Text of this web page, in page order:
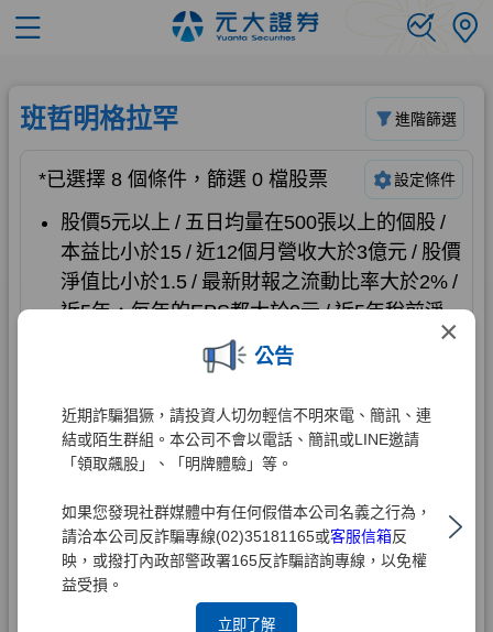
×
公告
近期詐騙猖獗，請投資人切勿輕信不明來電、簡訊、連
結或陌生群組。本公司不會以電話、簡訊或LINE邀請
「領取飆股」、「明牌體驗」等。
如果您發現社群媒體中有任何假借本公司名義之行為，
請洽本公司反詐騙專線(02)35181165或客服信箱反
映，或撥打內政部警政署165反詐騙諮詢專線，以免權
益受損。
立即了解